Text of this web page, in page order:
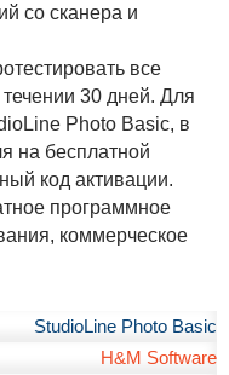
со сканера и
все
30 дней. Для
Photo Basic, в
на бесплатной
код активации.
программное
коммерческое
StudioLine Photo Basic
H&M Software